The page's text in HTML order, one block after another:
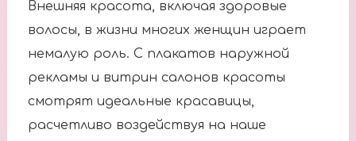
Внешняя красота, включая здоровые
волосы, в жизни многих женщин играет
немалую роль. С плакатов наружной
рекламы и витрин салонов красоты
смотрят идеальные красавицы,
расчетливо воздействуя на наше